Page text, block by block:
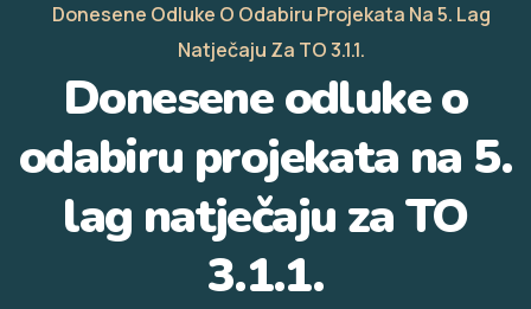
Donesene Odluke O Odabiru Projekata Na 5. Lag
Natječaju Za TO 3.1.1.
Donesene odluke o
odabiru projekata na 5.
lag natječaju za TO
3.1.1.